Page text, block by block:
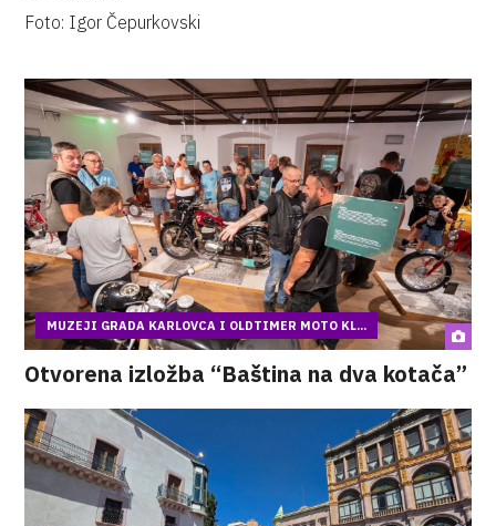
Foto: Igor Čepurkovski
MUZEJI GRADA KARLOVCA I OLDTIMER MOTO KL...
Otvorena izložba “Baština na dva kotača”